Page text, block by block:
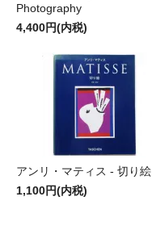
Photography
4,400円(内税)
アンリ・マティス - 切り絵
1,100円(内税)